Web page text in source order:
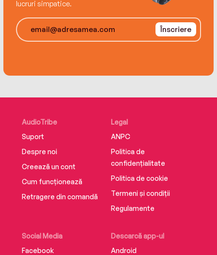
lucruri simpatice.
Înscriere
AudioTribe
Suport
Despre noi
Creează un cont
Cum funcționează
Retragere din comandă
Social Media
Facebook
Descarcă app-ul
Android
Legal
ANPC
Politica de
confidențialitate
Politica de cookie
Termeni și condiții
Regulamente